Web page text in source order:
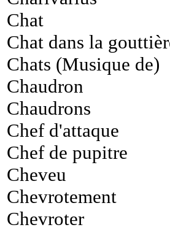
Chat
Chat dans la
Chats (Musique de)
Chaudron
Chaudrons
Chef d'attaque
Chef de pupitre
Cheveu
Chevrotement
Chevroter